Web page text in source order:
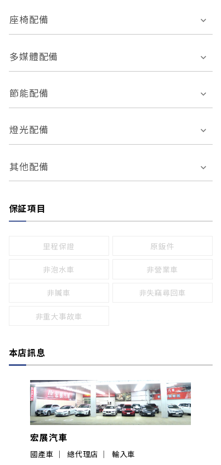
恆溫空調
前座正面氣囊
ABS防鎖死
車道偏離警示
自動停車系統 盲點偵測系統
倒車雷達
座椅配備
皮椅
無
有
多媒體配備
外部音源接入
節能配備
引擎啟閉系統
燈光配備
感應頭燈
頭燈光源
其他配備
保証項目
里程保證 原鈑件
非泡水車 非營業車
非贓車 非失竊尋回車
非重大事故車
本店訊息
宏展汽車
國產車 總代理店 輸入車